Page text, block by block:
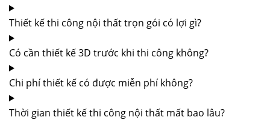
Thiết kế thi công nội thất trọn gói có lợi gì?
Có cần thiết kế 3D trước khi thi công không?
Chi phí thiết kế có được miễn phí không?
Thời gian thiết kế thi công nội thất mất bao lâu?